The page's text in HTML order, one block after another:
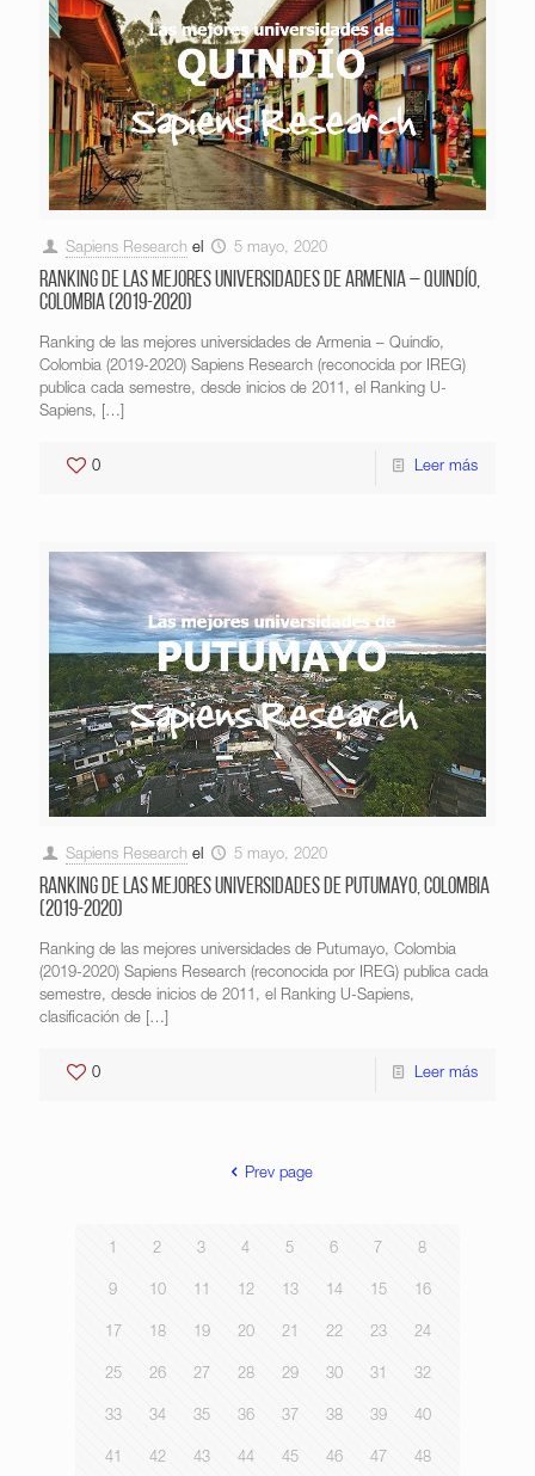
Sapiens Research el 5 mayo, 2020
Ranking de las mejores universidades de Armenia – Quindío,
Colombia (2019-2020)
Ranking de las mejores universidades de Armenia – Quindío,
Colombia (2019-2020) Sapiens Research (reconocida por IREG)
publica cada semestre, desde inicios de 2011, el Ranking U-
Sapiens, […]
0 Leer más
Sapiens Research el 5 mayo, 2020
Ranking de las mejores universidades de Putumayo, Colombia
(2019-2020)
Ranking de las mejores universidades de Putumayo, Colombia
(2019-2020) Sapiens Research (reconocida por IREG) publica cada
semestre, desde inicios de 2011, el Ranking U-Sapiens,
clasificación de […]
0 Leer más
Prev page
1 2 3 4 5 6 7 8
9 10 11 12 13 14 15 16
17 18 19 20 21 22 23 24
25 26 27 28 29 30 31 32
33 34 35 36 37 38 39 40
41 42 43 44 45 46 47 48